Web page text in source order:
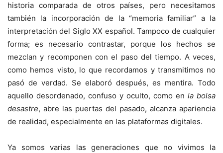
historia comparada de otros países, pero necesitamos
también la incorporación de la “memoria familiar” a la
interpretación del Siglo XX español. Tampoco de cualquier
forma; es necesario contrastar, porque los hechos se
mezclan y recomponen con el paso del tiempo. A veces,
como hemos visto, lo que recordamos y transmitimos no
pasó de verdad. Se elaboró después, es mentira. Todo
aquello desordenado, confuso y oculto, como en la bolsa
desastre, abre las puertas del pasado, alcanza apariencia
de realidad, especialmente en las plataformas digitales.
Ya somos varias las generaciones que no vivimos la